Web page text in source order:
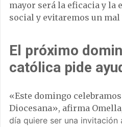
mayor será la eficacia y la
social y evitaremos un
El próximo
católica pide
«Este domingo
Diocesana», afirma
día quiere ser una